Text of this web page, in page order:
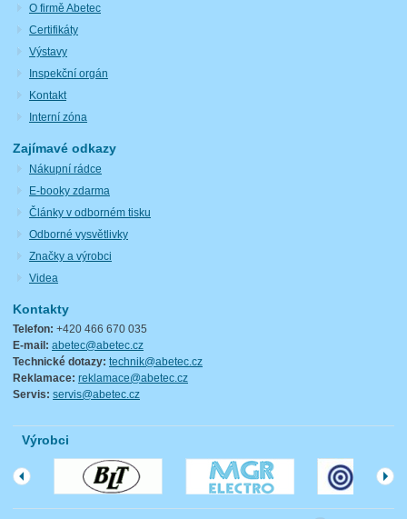
O firmě Abetec
Certifikáty
Výstavy
Inspekční orgán
Kontakt
Interní zóna
Zajímavé odkazy
Nákupní rádce
E-booky zdarma
Články v odborném tisku
Odborné vysvětlivky
Značky a výrobci
Videa
Kontakty
Telefon: +420 466 670 035
E-mail: abetec@abetec.cz
Technické dotazy: technik@abetec.cz
Reklamace: reklamace@abetec.cz
Servis: servis@abetec.cz
Výrobci